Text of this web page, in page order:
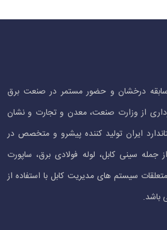
سابقه درخشان و حضور مستمر در صنعت برق
از وزارت صنعت، معدن و تجارت و نشان
ایران تولید کننده پیشرو و متخصص در
سینی کابل، لوله فولادی برق، ساپورت
سیستم های مدیریت کابل با استفاده از
باشد.